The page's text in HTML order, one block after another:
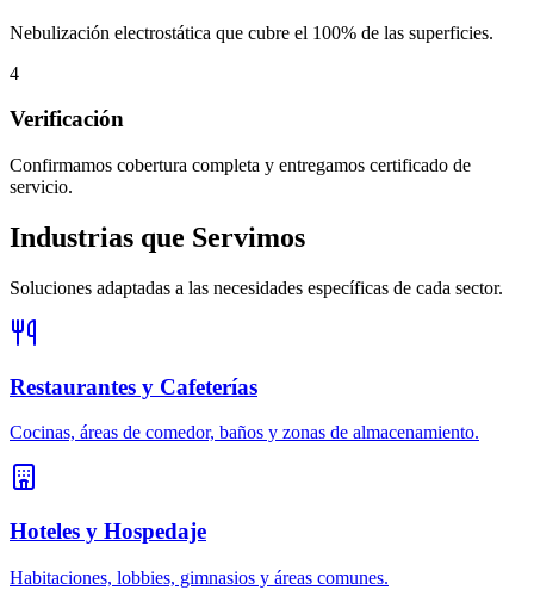
Nebulización electrostática que cubre el 100% de las superficies.
4
Verificación
Confirmamos cobertura completa y entregamos certificado de
servicio.
Industrias que Servimos
Soluciones adaptadas a las necesidades específicas de cada sector.
Restaurantes y Cafeterías
Cocinas, áreas de comedor, baños y zonas de almacenamiento.
Hoteles y Hospedaje
Habitaciones, lobbies, gimnasios y áreas comunes.